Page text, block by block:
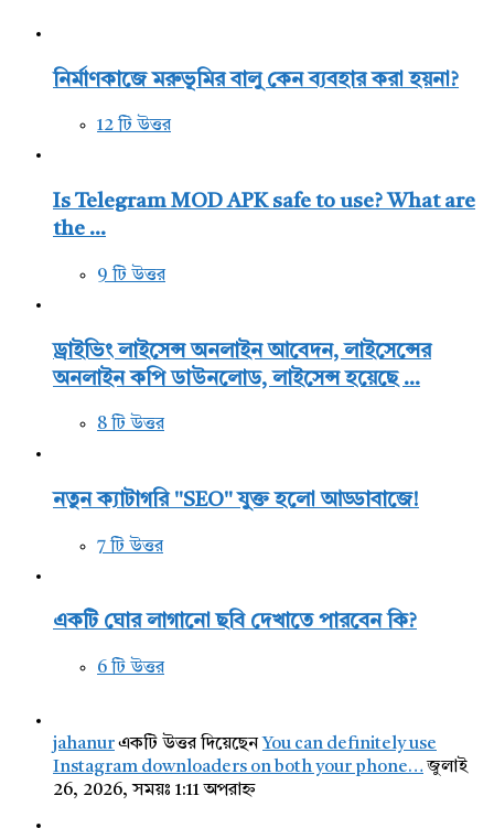
নির্মাণকাজে মরুভূমির বালু কেন ব্যবহার করা হয়না?
12 টি উত্তর
Is Telegram MOD APK safe to use? What are
the ...
9 টি উত্তর
ড্রাইভিং লাইসেন্স অনলাইন আবেদন, লাইসেন্সের
অনলাইন কপি ডাউনলোড, লাইসেন্স হয়েছে ...
8 টি উত্তর
নতুন ক্যাটাগরি "SEO" যুক্ত হলো আড্ডাবাজে!
7 টি উত্তর
একটি ঘোর লাগানো ছবি দেখাতে পারবেন কি?
6 টি উত্তর
jahanurএকটি উত্তর দিয়েছেন You can definitely use
Instagram downloaders on both your phone… জুলাই
26, 2026, সময়ঃ 1:11 অপরাহ্ন